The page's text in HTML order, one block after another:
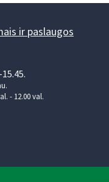
ir paslaugos
- 12.00 val.